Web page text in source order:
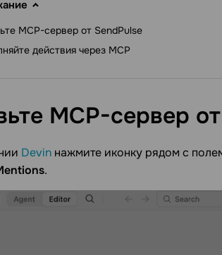
MCP-сервер от SendPulse
действия через MCP
MCP-сервер от
Devin нажмите иконку рядом с
.